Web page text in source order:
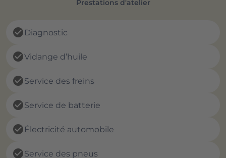
Prestations d'atelier
check_circle Diagnostic
check_circleVidange d’huile
check_circleService des freins
check_circleService de batterie
check_circle Électricité automobile
check_circleService des pneus